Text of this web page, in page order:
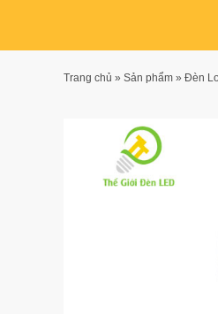
Trang chủ » Sản phẩm » Đèn